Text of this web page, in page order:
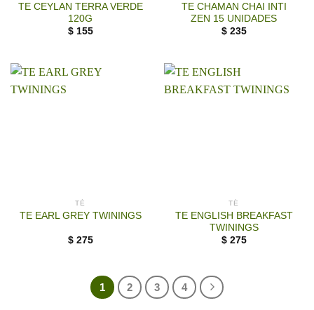
TE CEYLAN TERRA VERDE
120G
$ 155
TE CHAMAN CHAI INTI
ZEN 15 UNIDADES
$ 235
TÉ
TE EARL GREY TWININGS
$ 275
TÉ
TE ENGLISH BREAKFAST
TWININGS
$ 275
1 2 3 4